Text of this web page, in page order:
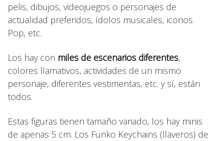
pelis, dibujos, videojuegos o personajes de
actualidad preferidos, ídolos musicales, iconos
Pop, etc.
Los hay con miles de escenarios diferentes,
colores llamativos, actividades de un mismo
personaje, diferentes vestimentas, etc. y sí, están
todos.
Estas figuras tienen tamaño variado, los hay minis
de apenas 5 cm. Los Funko Keychains (llaveros) de